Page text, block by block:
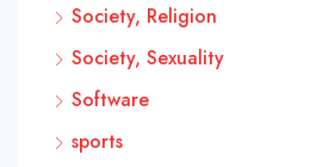
Society, Religion
Society, Sexuality
Software
sports